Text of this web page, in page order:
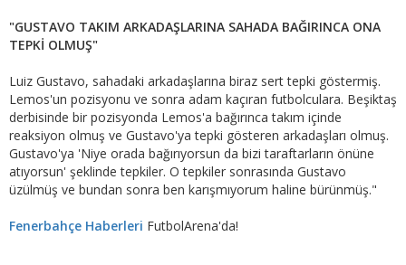
"GUSTAVO TAKIM ARKADAŞLARINA SAHADA BAĞIRINCA ONA
TEPKİ OLMUŞ"
Luiz Gustavo, sahadaki arkadaşlarına biraz sert tepki göstermiş.
Lemos'un pozisyonu ve sonra adam kaçıran futbolculara. Beşiktaş
derbisinde bir pozisyonda Lemos'a bağırınca takım içinde
reaksiyon olmuş ve Gustavo'ya tepki gösteren arkadaşları olmuş.
Gustavo'ya 'Niye orada bağırıyorsun da bizi taraftarların önüne
atıyorsun' şeklinde tepkiler. O tepkiler sonrasında Gustavo
üzülmüş ve bundan sonra ben karışmıyorum haline bürünmüş."
Fenerbahçe Haberleri FutbolArena'da!